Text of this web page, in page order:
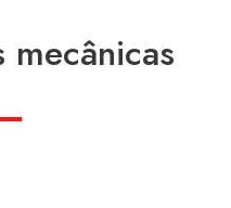
mecânicas